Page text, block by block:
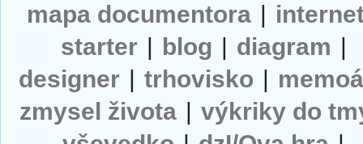
mapa documentora |
starter | blog | diagram |
designer | trhovisko |
zmysel života | výkriky do